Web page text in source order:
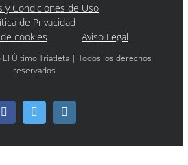
y Condiciones de Uso
de Privacidad
cookies
Aviso Legal
Último Triatleta | Todos los derechos
reservados
FacebookTwitter